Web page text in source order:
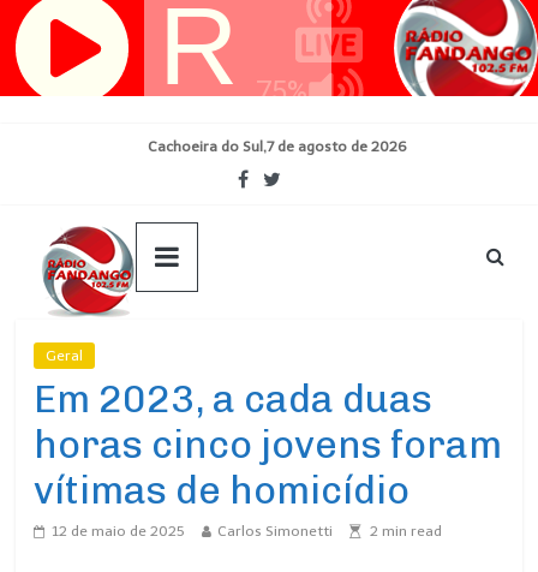
Pular
para
Cachoeira do Sul,7 de agosto de 2026
Geral
Em 2023, a cada duas
horas cinco jovens foram
vítimas de homicídio
12 de maio de 2025 Carlos Simonetti 2 min read